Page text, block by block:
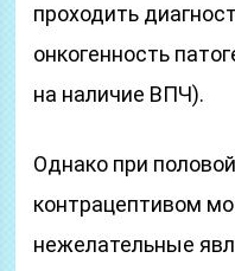
проходить
онкогенность
на наличие ВПЧ).
Однако при
контрацептивом
нежелательные